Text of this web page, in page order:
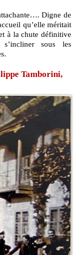
Digne de
qu’elle méritait
à la chute définitive
sous les
Tamborini,